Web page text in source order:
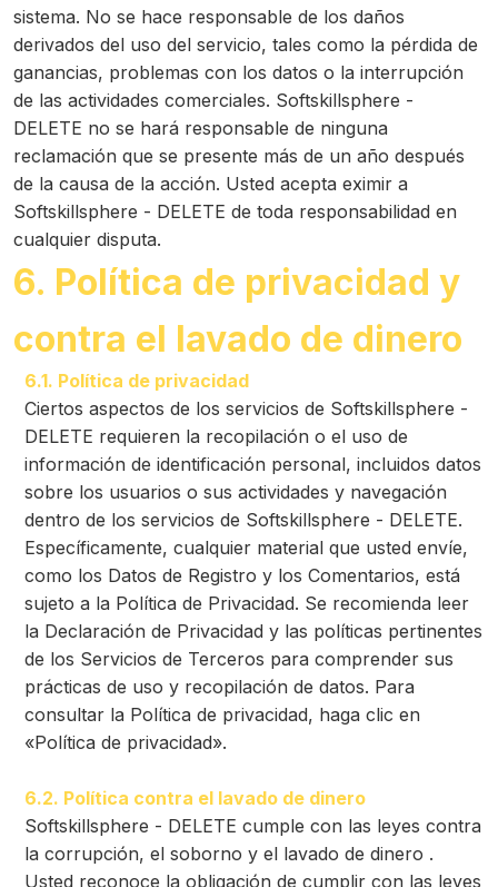
sistema. No se hace responsable de los daños
derivados del uso del servicio, tales como la pérdida de
ganancias, problemas con los datos o la interrupción
de las actividades comerciales. Softskillsphere -
DELETE no se hará responsable de ninguna
reclamación que se presente más de un año después
de la causa de la acción. Usted acepta eximir a
Softskillsphere - DELETE de toda responsabilidad en
cualquier disputa.
6. Política de privacidad y
contra el lavado de dinero
6.1. Política de privacidad
Ciertos aspectos de los servicios de Softskillsphere -
DELETE requieren la recopilación o el uso de
información de identificación personal, incluidos datos
sobre los usuarios o sus actividades y navegación
dentro de los servicios de Softskillsphere - DELETE.
Específicamente, cualquier material que usted envíe,
como los Datos de Registro y los Comentarios, está
sujeto a la Política de Privacidad. Se recomienda leer
la Declaración de Privacidad y las políticas pertinentes
de los Servicios de Terceros para comprender sus
prácticas de uso y recopilación de datos. Para
consultar la Política de privacidad, haga clic en
«Política de privacidad».
6.2. Política contra el lavado de dinero
Softskillsphere - DELETE cumple con las leyes contra
la corrupción, el soborno y el lavado de dinero .
Usted reconoce la obligación de cumplir con las leyes